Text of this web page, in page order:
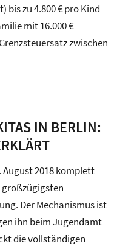
zu 4.800 € pro Kind
mit 16.000 €
zwischen
IN BERLIN:
2018 komplett
Der Mechanismus ist
ihn beim Jugendamt
die vollständigen